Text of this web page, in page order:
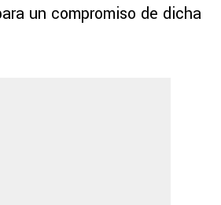
un compromiso de dicha